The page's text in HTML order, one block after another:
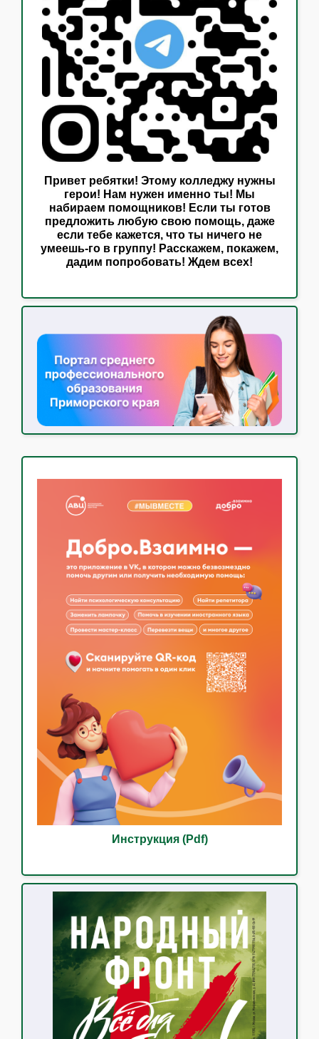
Привет ребятки! Этому колледжу нужны
герои! Нам нужен именно ты! Мы
набираем помощников! Если ты готов
предложить любую свою помощь, даже
если тебе кажется, что ты ничего не
умеешь-го в группу! Расскажем, покажем,
дадим попробовать! Ждем всех!
Инструкция (Pdf)